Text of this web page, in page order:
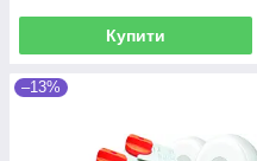
Купити
–13%